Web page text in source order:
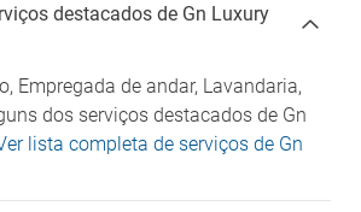
destacados de Gn Luxury
Empregada de andar, Lavandaria,
dos serviços destacados de Gn
lista completa de serviços de Gn